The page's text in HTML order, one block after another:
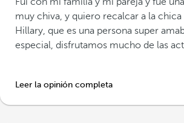
muy chiva, y quiero recalcar a la
Hillary, que es una persona super
especial, disfrutamos mucho de las
Leer la opinión completa